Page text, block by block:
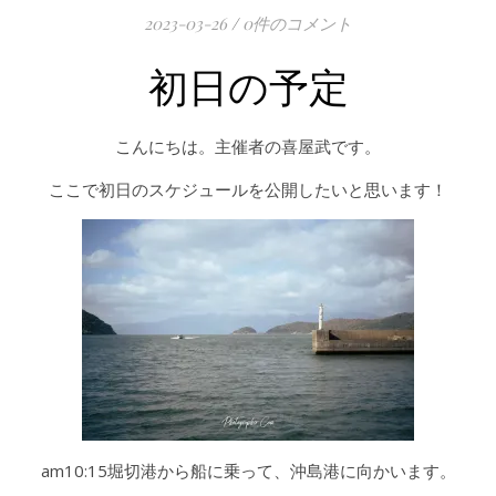
2023-03-26 / 0件のコメント
初日の予定
こんにちは。主催者の喜屋武です。
ここで初日のスケジュールを公開したいと思います！
am10:15堀切港から船に乗って、沖島港に向かいます。